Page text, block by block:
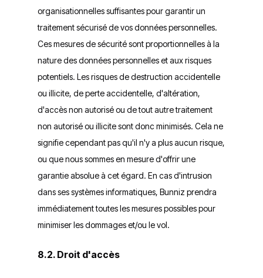
organisationnelles suffisantes pour garantir un
traitement sécurisé de vos données personnelles.
Ces mesures de sécurité sont proportionnelles à la
nature des données personnelles et aux risques
potentiels. Les risques de destruction accidentelle
ou illicite, de perte accidentelle, d'altération,
d'accès non autorisé ou de tout autre traitement
non autorisé ou illicite sont donc minimisés. Cela ne
signifie cependant pas qu'il n'y a plus aucun risque,
ou que nous sommes en mesure d'offrir une
garantie absolue à cet égard. En cas d'intrusion
dans ses systèmes informatiques, Bunniz prendra
immédiatement toutes les mesures possibles pour
minimiser les dommages et/ou le vol.
8.2. Droit d'accès